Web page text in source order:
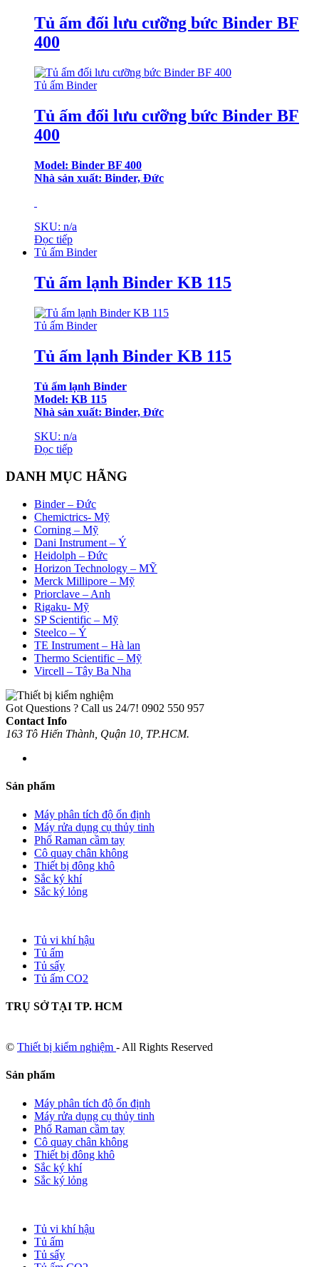
Tủ ấm đối lưu cưỡng bức Binder BF
400
Tủ ấm Binder
Tủ ấm đối lưu cưỡng bức Binder BF
400
Model: Binder BF 400
Nhà sản xuất: Binder, Đức
SKU: n/a
Đọc tiếp
Tủ ấm Binder
Tủ ấm lạnh Binder KB 115
Tủ ấm Binder
Tủ ấm lạnh Binder KB 115
Tủ ấm lạnh Binder
Model: KB 115
Nhà sản xuất: Binder, Đức
SKU: n/a
Đọc tiếp
DANH MỤC HÃNG
Binder – Đức
Chemictrics- Mỹ
Corning – Mỹ
Dani Instrument – Ý
Heidolph – Đức
Horizon Technology – MỸ
Merck Millipore – Mỹ
Priorclave – Anh
Rigaku- Mỹ
SP Scientific – Mỹ
Steelco – Ý
TE Instrument – Hà lan
Thermo Scientific – Mỹ
Vircell – Tây Ba Nha
Got Questions ? Call us 24/7! 0902 550 957
Contact Info
163 Tô Hiến Thành, Quận 10, TP.HCM.
Sản phẩm
Máy phân tích độ ổn định
Máy rửa dụng cụ thủy tinh
Phổ Raman cầm tay
Cô quay chân không
Thiết bị đông khô
Sắc ký khí
Sắc ký lỏng
Tủ vi khí hậu
Tủ ấm
Tủ sấy
Tủ ấm CO2
TRỤ SỞ TẠI TP. HCM
© Thiết bị kiểm nghiệm - All Rights Reserved
Sản phẩm
Máy phân tích độ ổn định
Máy rửa dụng cụ thủy tinh
Phổ Raman cầm tay
Cô quay chân không
Thiết bị đông khô
Sắc ký khí
Sắc ký lỏng
Tủ vi khí hậu
Tủ ấm
Tủ sấy